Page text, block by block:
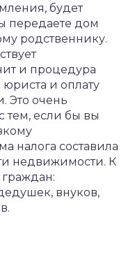
будет
передаете дом
родственнику.
и процедура
и оплату
Это очень
тем, если бы вы
налога составила
недвижимости. К
внуков,